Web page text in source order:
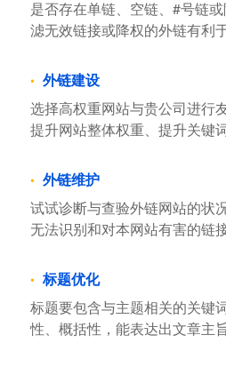
是否存在单链、空链、#号链
滤无效链接或降权的外链有利
外链建设
选择高权重网站与贵公司进行
提升网站整体权重、提升关键
外链维护
试试诊断与查验外链网站的状
无法识别和对本网站有害的链
标题优化
标题要包含与主题相关的关键
性、概括性，能表达出文章主旨